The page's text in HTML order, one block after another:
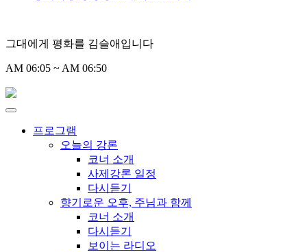
그대에게 평화를 김슬애입니다
AM 06:05 ~ AM 06:50
프로그램
오늘의 강론
코너 소개
사제강론 일정
다시듣기
향기로운 오후, 주님과 함께
코너 소개
다시듣기
보이는 라디오